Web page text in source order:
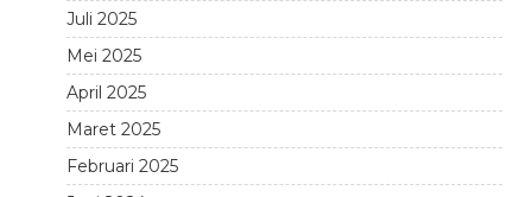
Juli 2025
Mei 2025
April 2025
Maret 2025
Februari 2025